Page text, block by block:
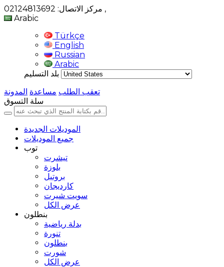
,
Arabic
Türkçe
English
Russian
Arabic
بلد التسليم
تعقب الطلب مساعدة المدونة
سلة التسوق
الموديلات الجديدة
جميع الموديلات
توب
تيشرت
بلوزة
بروتيل
كارديجان
سويت شيرت
عرض الكل
بنطلون
بدلة رياضية
تنورة
بنطلون
شورت
عرض الكل